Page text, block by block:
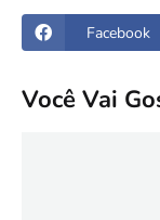
Facebook
Você Vai